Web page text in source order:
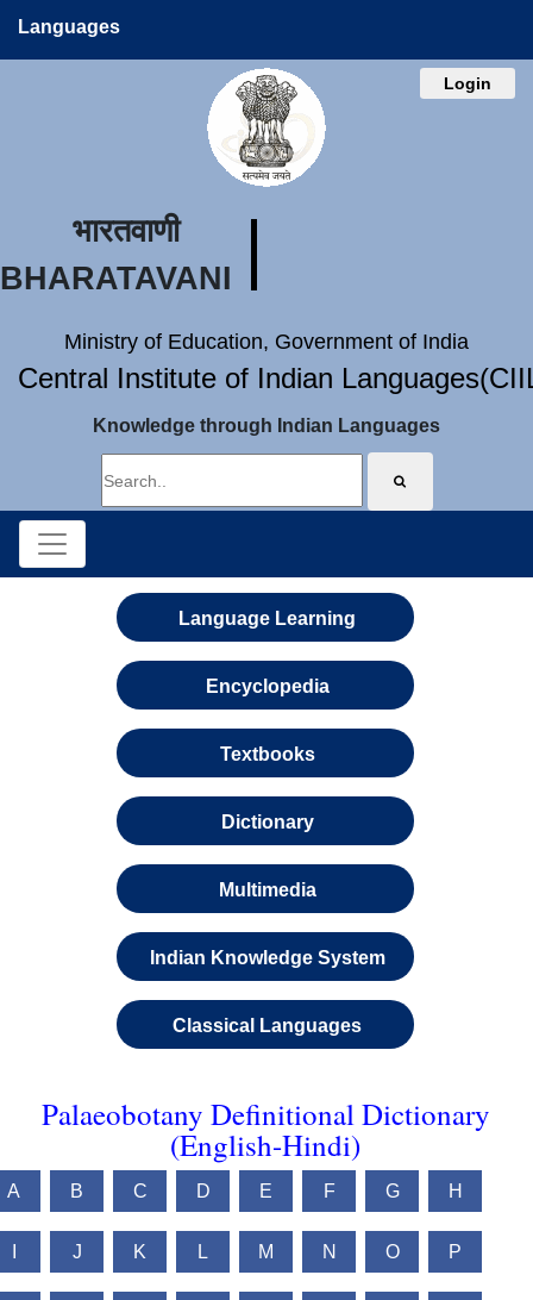
Languages
Login
भारतवाणी
BHARATAVANI
Ministry of Education, Government of India
Central Institute of Indian
Knowledge through Indian Languages
Language Learning
Encyclopedia
Textbooks
Dictionary
Multimedia
Indian Knowledge System
Classical Languages
Palaeobotany Definitional Dictionary
(English-Hindi)
A B C D E F G H
J K L M N O P